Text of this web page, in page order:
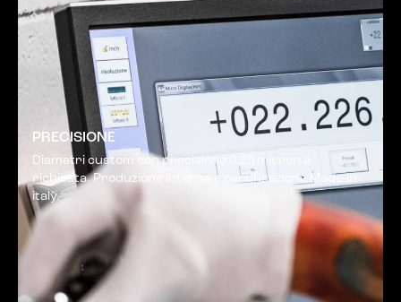
PRECISIONE
Diametri custom con precisione 0.25 micron a
richiesta. Produzione interna e certificazione Made-in-
italy.